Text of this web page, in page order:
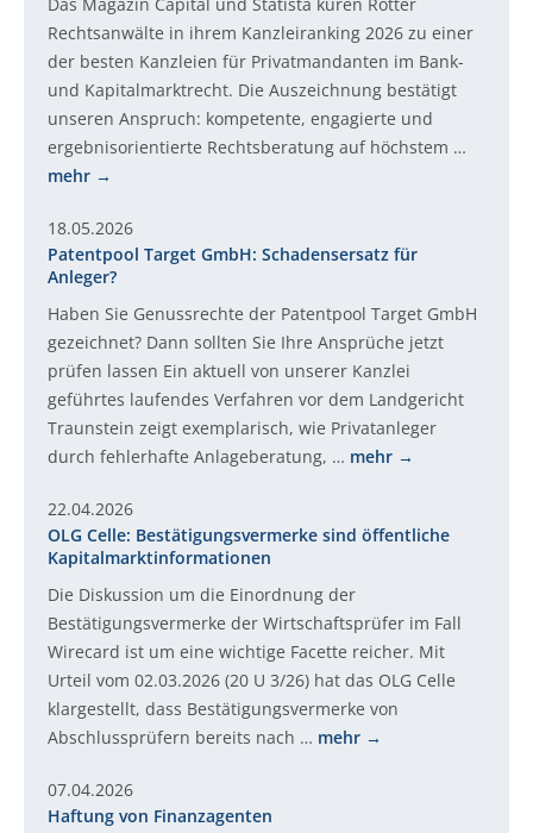
Das Magazin Capital und Statista küren Rotter
Rechtsanwälte in ihrem Kanzleiranking 2026 zu einer
der besten Kanzleien für Privatmandanten im Bank-
und Kapitalmarktrecht. Die Auszeichnung bestätigt
unseren Anspruch: kompetente, engagierte und
ergebnisorientierte Rechtsberatung auf höchstem …
mehr
18.05.2026
Patentpool Target GmbH: Schadensersatz für
Anleger?
Haben Sie Genussrechte der Patentpool Target GmbH
gezeichnet? Dann sollten Sie Ihre Ansprüche jetzt
prüfen lassen Ein aktuell von unserer Kanzlei
geführtes laufendes Verfahren vor dem Landgericht
Traunstein zeigt exemplarisch, wie Privatanleger
durch fehlerhafte Anlageberatung, … mehr
22.04.2026
OLG Celle: Bestätigungsvermerke sind öffentliche
Kapitalmarktinformationen
Die Diskussion um die Einordnung der
Bestätigungsvermerke der Wirtschaftsprüfer im Fall
Wirecard ist um eine wichtige Facette reicher. Mit
Urteil vom 02.03.2026 (20 U 3/26) hat das OLG Celle
klargestellt, dass Bestätigungsvermerke von
Abschlussprüfern bereits nach … mehr
07.04.2026
Haftung von Finanzagenten